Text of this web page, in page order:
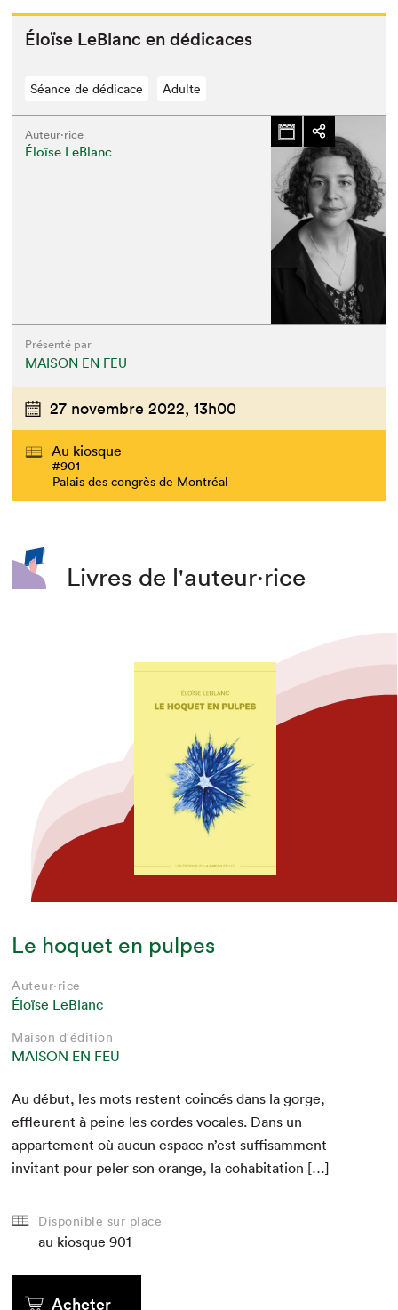
Éloïse LeBlanc en dédicaces
Séance de dédicace Adulte
Auteur·rice
Éloïse LeBlanc
Présenté par
MAISON EN FEU
27 novembre 2022, 13h00
Au kiosque
#901
Palais des congrès de Montréal
Livres de l'auteur·rice
Le hoquet en pulpes
Auteur·rice
Éloïse LeBlanc
Maison d'édition
MAISON EN FEU
Au début, les mots restent coincés dans la gorge,
effleurent à peine les cordes vocales. Dans un
apparte­ment où aucun espace n’est suff­isam­ment
invi­tant pour pel­er son orange, la cohabitation […]
Disponible sur place
au kiosque 901
Acheter